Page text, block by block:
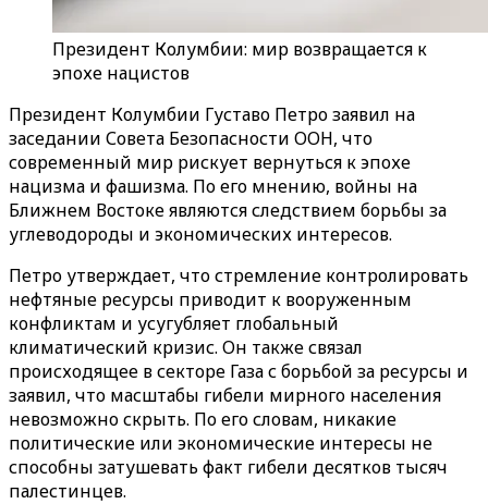
Президент Колумбии: мир возвращается к
эпохе нацистов
Президент Колумбии Густаво Петро заявил на
заседании Совета Безопасности ООН, что
современный мир рискует вернуться к эпохе
нацизма и фашизма. По его мнению, войны на
Ближнем Востоке являются следствием борьбы за
углеводороды и экономических интересов.
Петро утверждает, что стремление контролировать
нефтяные ресурсы приводит к вооруженным
конфликтам и усугубляет глобальный
климатический кризис. Он также связал
происходящее в секторе Газа с борьбой за ресурсы и
заявил, что масштабы гибели мирного населения
невозможно скрыть. По его словам, никакие
политические или экономические интересы не
способны затушевать факт гибели десятков тысяч
палестинцев.